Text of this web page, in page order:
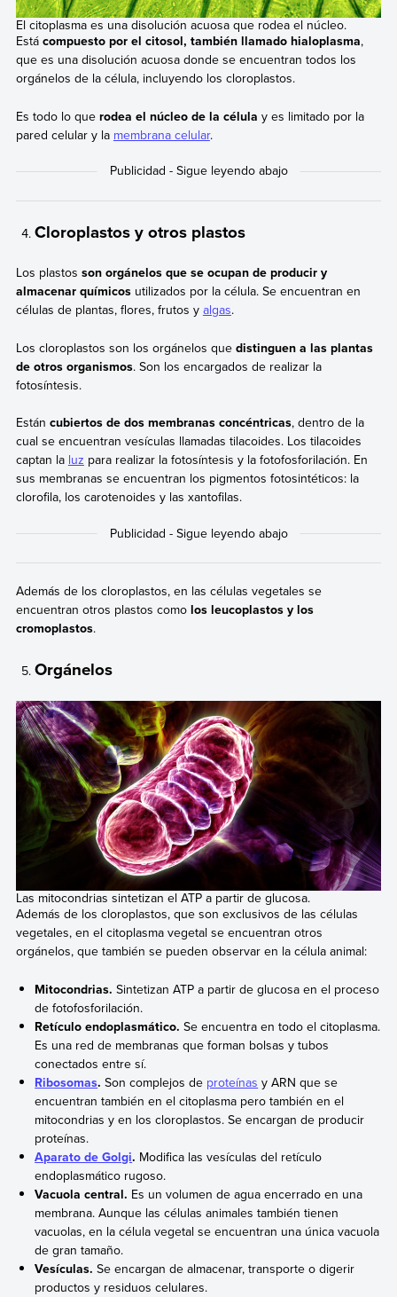
El citoplasma es una disolución acuosa que rodea el núcleo.
Está compuesto por el citosol, también llamado hialoplasma,
que es una disolución acuosa donde se encuentran todos los
orgánelos de la célula, incluyendo los cloroplastos.
Es todo lo que rodea el núcleo de la célula y es limitado por la
pared celular y la membrana celular.
Cloroplastos y otros plastos
Los plastos son orgánelos que se ocupan de producir y
almacenar químicosutilizados por la célula. Se encuentran en
células de plantas, flores, frutos y algas.
Los cloroplastos son los orgánelos quedistinguen a las plantas
de otros organismos. Son los encargados de realizar la
fotosíntesis.
Están cubiertos de dos membranas concéntricas, dentro de la
cual se encuentran vesículas llamadas tilacoides. Los tilacoides
captan la luz para realizar la fotosíntesis y la fotofosforilación. En
sus membranas se encuentran los pigmentos fotosintéticos: la
clorofila, los carotenoides y las xantofilas.
Además de los cloroplastos, en las células vegetales se
encuentran otros plastos como los leucoplastos y los
cromoplastos.
Orgánelos
Las mitocondrias sintetizan el ATP a partir de glucosa.
Además de los cloroplastos, que son exclusivos de las células
vegetales, en el citoplasma vegetal se encuentran otros
orgánelos, que también se pueden observar en la célula animal:
Mitocondrias. Sintetizan ATP a partir de glucosa en el proceso
de fotofosforilación.
Retículo endoplasmático. Se encuentra en todo el citoplasma.
Es una red de membranas que forman bolsas y tubos
conectados entre sí.
Ribosomas. Son complejos de proteínas y ARN que se
encuentran también en el citoplasma pero también en el
mitocondrias y en los cloroplastos. Se encargan de producir
proteínas.
Aparato de Golgi. Modifica las vesículas del retículo
endoplasmático rugoso.
Vacuola central. Es un volumen de agua encerrado en una
membrana. Aunque las células animales también tienen
vacuolas, en la célula vegetal se encuentran una única vacuola
de gran tamaño.
Vesículas. Se encargan de almacenar, transporte o digerir
productos y residuos celulares.